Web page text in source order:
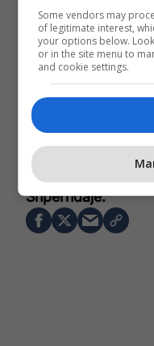
Some vendors may
of legitimate interest,
your options below.
or in the site menu to
and cookie settings.